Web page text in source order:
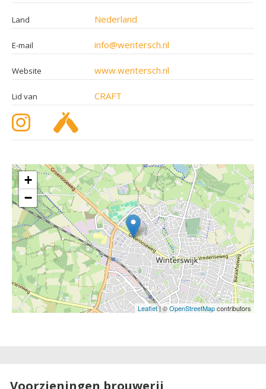
Land Nederland
E-mail info@wentersch.nl
Website www.wentersch.nl
Lid van CRAFT
+
−
Leaflet| ©OpenStreetMapcontributors
Voorzieningen brouwerij